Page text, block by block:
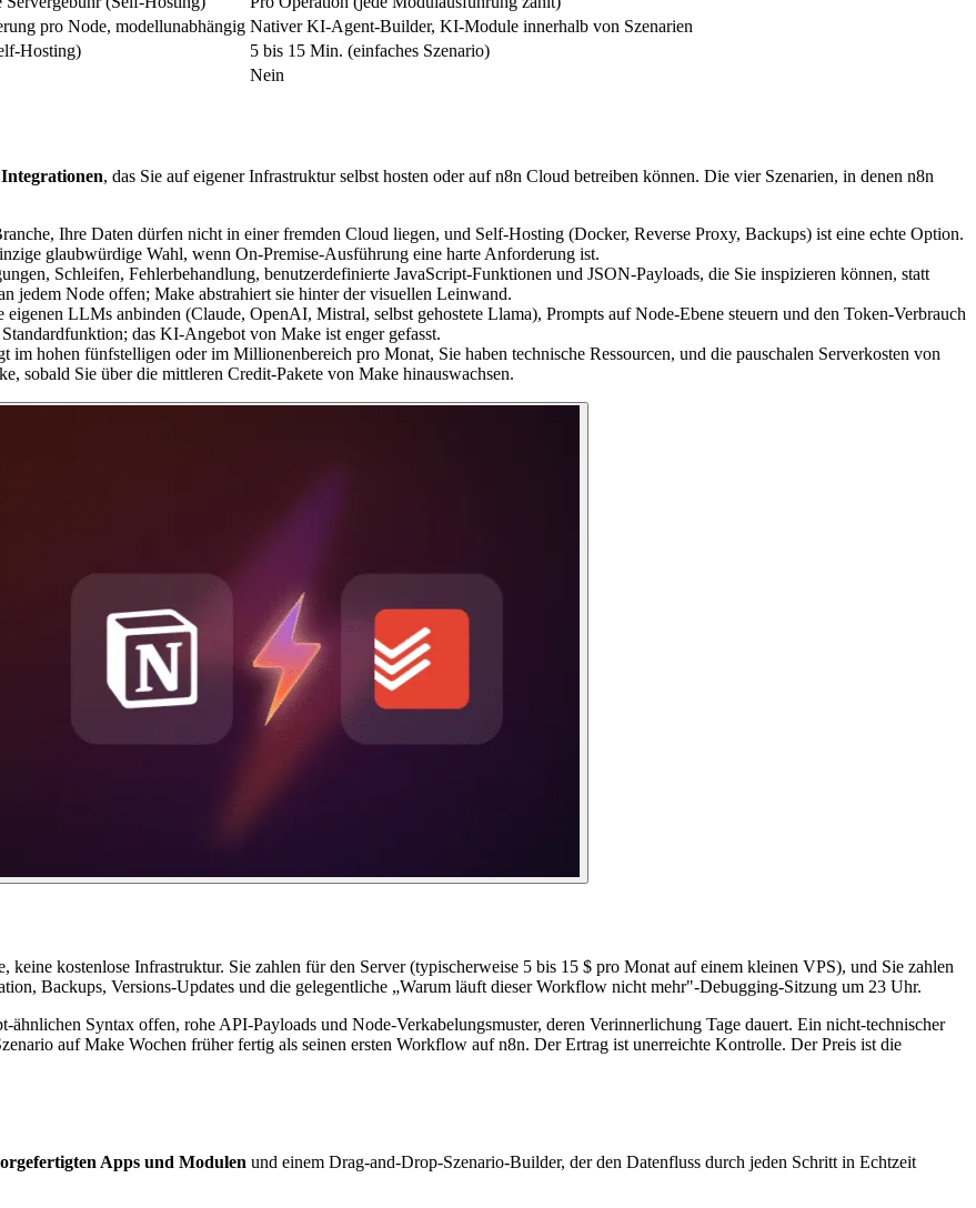
pro Node, modellunabhängig Nativer KI-Agent-Builder, KI-Module innerhalb von Szenarien
Hosting)
5 bis 15 Min. (einfaches Szenario)
Nein
, das Sie auf eigener Infrastruktur selbst hosten oder auf n8n Cloud betreiben können. Die vier Szenarien, in denen n8n
Ihre Daten dürfen nicht in einer fremden Cloud liegen, und Self-Hosting (Docker, Reverse Proxy, Backups) ist eine echte Option.
glaubwürdige Wahl, wenn On-Premise-Ausführung eine harte Anforderung ist.
Schleifen, Fehlerbehandlung, benutzerdefinierte JavaScript-Funktionen und JSON-Payloads, die Sie inspizieren können, statt
jedem Node offen; Make abstrahiert sie hinter der visuellen Leinwand.
LLMs anbinden (Claude, OpenAI, Mistral, selbst gehostete Llama), Prompts auf Node-Ebene steuern und den Token-Verbrauch
das KI-Angebot von Make ist enger gefasst.
im hohen fünfstelligen oder im Millionenbereich pro Monat, Sie haben technische Ressourcen, und die pauschalen Serverkosten von
sobald Sie über die mittleren Credit-Pakete von Make hinauswachsen.
keine kostenlose Infrastruktur. Sie zahlen für den Server (typischerweise 5 bis 15 $ pro Monat auf einem kleinen VPS), und Sie zahlen
Backups, Versions-Updates und die gelegentliche „Warum läuft dieser Workflow nicht mehr"-Debugging-Sitzung um 23 Uhr.
ähnlichen Syntax offen, rohe API-Payloads und Node-Verkabelungsmuster, deren Verinnerlichung Tage dauert. Ein nicht-technischer
auf Make Wochen früher fertig als seinen ersten Workflow auf n8n. Der Ertrag ist unerreichte Kontrolle. Der Preis ist die
Apps und Modulen und einem Drag-and-Drop-Szenario-Builder, der den Datenfluss durch jeden Schritt in Echtzeit